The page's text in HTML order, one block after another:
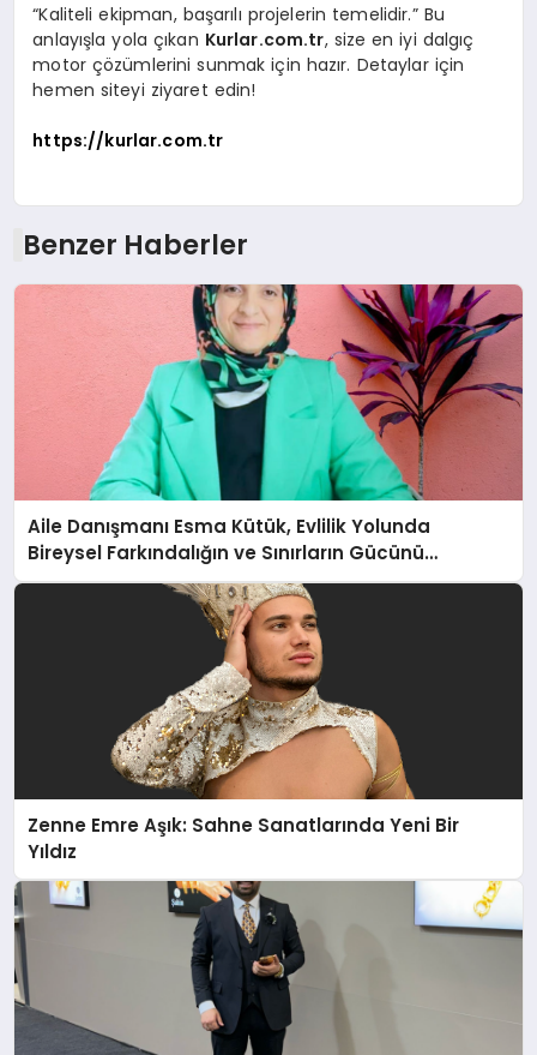
“Kaliteli ekipman, başarılı projelerin temelidir.” Bu
anlayışla yola çıkan Kurlar.com.tr, size en iyi dalgıç
motor çözümlerini sunmak için hazır. Detaylar için
hemen siteyi ziyaret edin!
https://kurlar.com.tr
Benzer Haberler
Aile Danışmanı Esma Kütük, Evlilik Yolunda
Bireysel Farkındalığın ve Sınırların Gücünü
Anlatıyor
Zenne Emre Aşık: Sahne Sanatlarında Yeni Bir
Yıldız